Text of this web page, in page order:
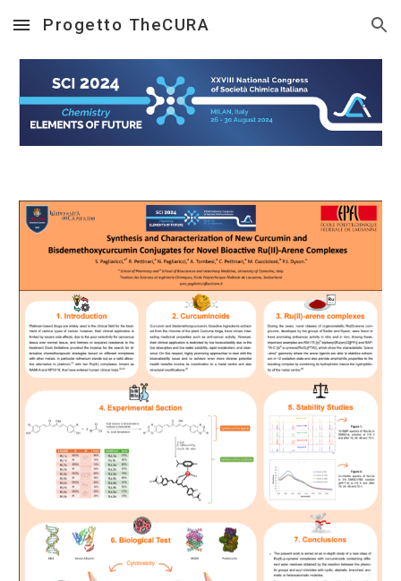
Skip to main content Skip to navigation
Progetto TheCURA